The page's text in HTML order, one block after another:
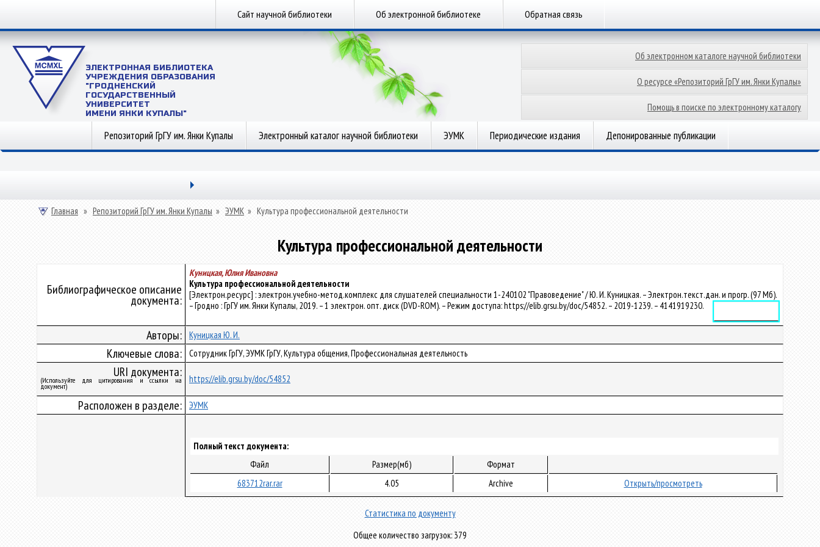
Сайт научной библиотеки Об электронной библиотеке Обратная связь
ЭЛЕКТРОННАЯ БИБЛИОТЕКА
УЧРЕЖДЕНИЯ ОБРАЗОВАНИЯ
"ГРОДНЕНСКИЙ
ГОСУДАРСТВЕННЫЙ
УНИВЕРСИТЕТ
ИМЕНИ ЯНКИ КУПАЛЫ"
Об электронном каталоге научной библиотеки
О ресурсе «Репозиторий ГрГУ им. Янки Купалы»
Помощь в поиске по электронному каталогу
Репозиторий ГрГУ им. Янки Купалы Электронный каталог научной библиотеки ЭУМК Периодические издания Депонированные публикации
Главная » Репозиторий ГрГУ им. Янки Купалы » ЭУМК » Культура профессиональной деятельности
Культура профессиональной деятельности
Библиографическое описание
документа:
Куницкая, Юлия Ивановна
Культура профессиональной деятельности
[Электрон.ресурс] : электрон.учебно-метод.комплекс для слушателей специальности 1-240102 "Правоведение" / Ю. И. Куницкая. – Электрон.текст.дан. и прогр. (97 Мб).
– Гродно : ГрГУ им. Янки Купалы, 2019. – 1 электрон. опт. диск (DVD-ROM). – Режим доступа: https://elib.grsu.by/doc/54852. – 2019-1239. – 4141919230.
Авторы: Куницкая Ю. И.
Ключевые слова: Сотрудник ГрГУ, ЭУМК ГрГУ, Культура общения, Профессиональная деятельность
URI документа:
(Используйте для цитирования и ссылки на
документ)
https://elib.grsu.by/doc/54852
Расположен в разделе: ЭУМК
Полный текст документа:
Файл
Размер(мб)
Формат
683712rar.rar
4.05 Archive Открыть/просмотреть
Статистика по документу
Общее количество загрузок: 379